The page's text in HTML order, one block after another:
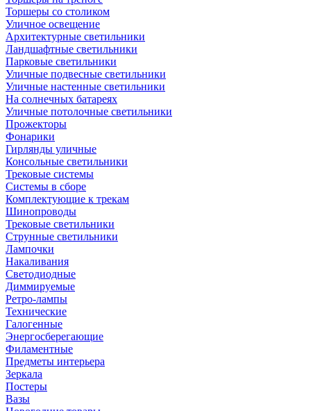
Торшеры со столиком
Уличное освещение
Архитектурные светильники
Ландшафтные светильники
Парковые светильники
Уличные подвесные светильники
Уличные настенные светильники
На солнечных батареях
Уличные потолочные светильники
Прожекторы
Фонарики
Гирлянды уличные
Консольные светильники
Трековые системы
Системы в сборе
Комплектующие к трекам
Шинопроводы
Трековые светильники
Струнные светильники
Лампочки
Накаливания
Светодиодные
Диммируемые
Ретро-лампы
Технические
Галогенные
Энергосберегающие
Филаментные
Предметы интерьера
Зеркала
Постеры
Вазы